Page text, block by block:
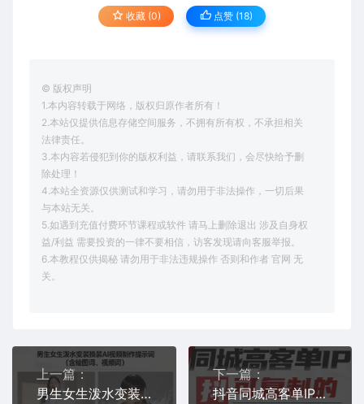
收藏 (0) 点赞 (18)
© 版权声明
1.本内容转载于网络，版权归原作者所有！
2.本站仅提供信息存储空间服务，不拥有所有权，不承担相关
法律责任。
3.本内容若侵犯到你的版权利益，请联系我们，会尽快给予删
除处理！
4.本站全资源仅供测试和学习，请勿用于非法操作，一切后果
与本站无关。
5.如遇到充值付费环节课程或软件 请马上删除退出 涉及自身权
益/利益 需要投资的一律不要相信，访客发现请向客服举报。
6.本教程仅供揭秘 请勿用于非法违规操作 否则和作者 官网 无
关。
上一篇：
男生女生泼水变装换装AI视频制作提示词(含绘图词、视频词)
下一篇：
抖音同城高客单IP—可复制的起号流程